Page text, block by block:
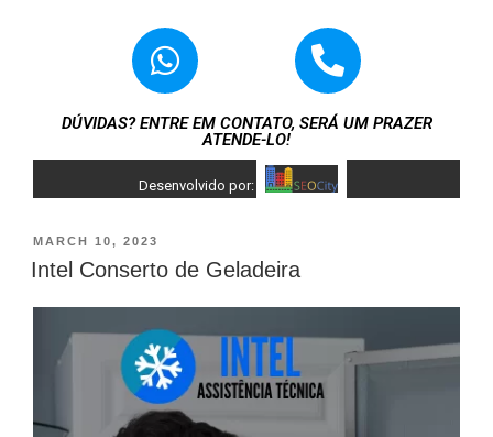
DÚVIDAS? ENTRE EM CONTATO, SERÁ UM PRAZER
ATENDE-LO!
Desenvolvido por:
MARCH 10, 2023
Intel Conserto de Geladeira